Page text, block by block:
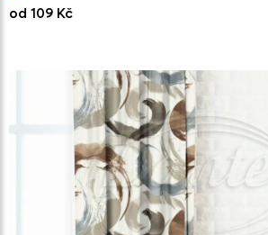
od 109 Kč